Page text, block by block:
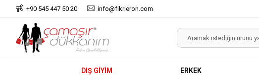
+90 545 447 50 20 info@fikrieron.com
DIŞ GİYİM ERKEK